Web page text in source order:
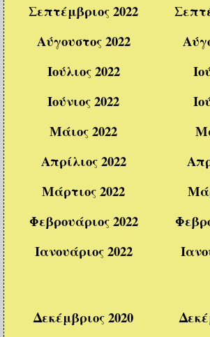
Σεπτέμβριος 2022
Αύγουστος 2022
Ιούλιος 2022
Ιούνιος 2022
Μάιος 2022
Απρίλιος 2022
Μάρτιος 2022
Φεβρουάριος 2022
Ιανουάριος 2022
Δεκέμβριος 2020